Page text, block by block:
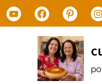
Skip
to
YoutubeFacebookPinterest